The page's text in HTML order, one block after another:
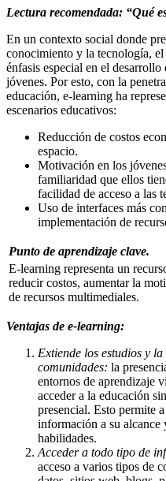
Lectura recomendada: “Qué
En un contexto social donde
conocimiento y la tecnología, el
énfasis especial en el
jóvenes. Por esto, con la
educación, e-learning ha
escenarios educativos:
Reducción de costos
espacio.
Motivación en los
familiaridad que ellos
facilidad de acceso a las
Uso de interfaces más
implementación de
Punto de aprendizaje clave.
E-learning representa un
reducir costos, aumentar la
de recursos multimediales.
Ventajas de e-learning:
Extiende los estudios y
comunidades: la
entornos de aprendizaje
acceder a la educación
presencial. Esto permite
información a su alcance
habilidades.
Acceder a todo tipo de
acceso a varios tipos de